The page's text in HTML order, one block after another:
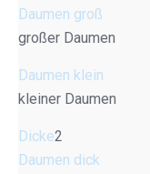
Daumen groß
großer Daumen
Daumen klein
kleiner Daumen
Dicke2
Daumen dick